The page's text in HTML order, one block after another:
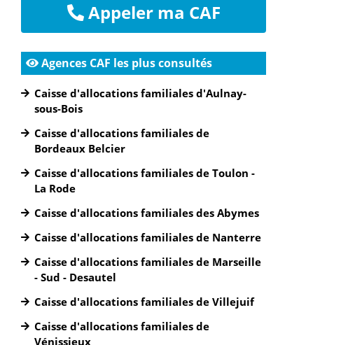
Appeler ma CAF
Agences CAF les plus consultés
Caisse d'allocations familiales d'Aulnay-
sous-Bois
Caisse d'allocations familiales de
Bordeaux Belcier
Caisse d'allocations familiales de Toulon -
La Rode
Caisse d'allocations familiales des Abymes
Caisse d'allocations familiales de Nanterre
Caisse d'allocations familiales de Marseille
- Sud - Desautel
Caisse d'allocations familiales de Villejuif
Caisse d'allocations familiales de
Vénissieux